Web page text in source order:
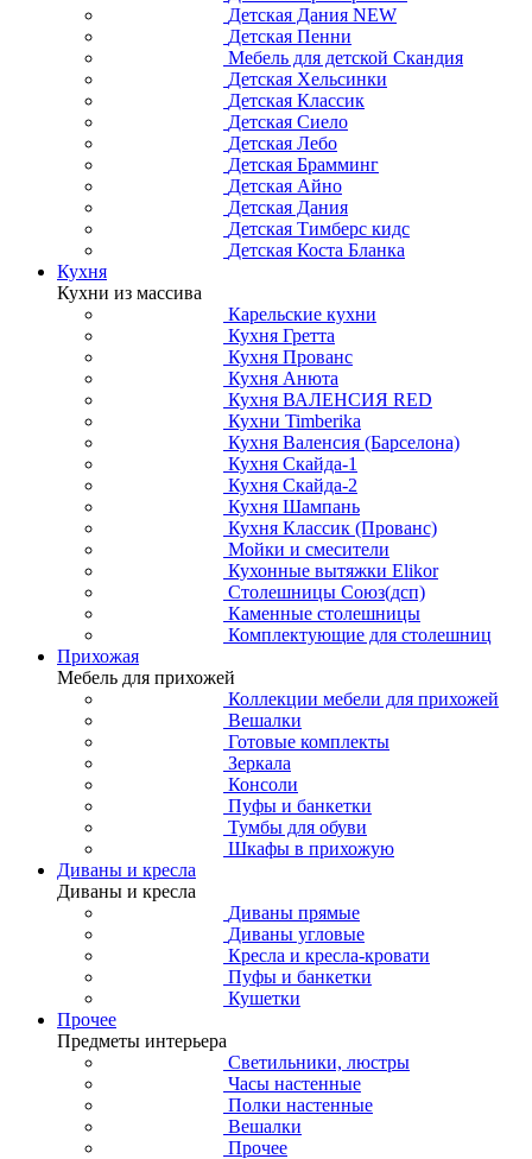
Детская Дания NEW
Детская Пенни
Мебель для детской Скандия
Детская Хельсинки
Детская Классик
Детская Сиело
Детская Лебо
Детская Брамминг
Детская Айно
Детская Дания
Детская Тимберс кидс
Детская Коста Бланка
Кухня
Кухни из массива
Карельские кухни
Кухня Гретта
Кухня Прованс
Кухня Анюта
Кухня ВАЛЕНСИЯ RED
Кухни Timberika
Кухня Валенсия (Барселона)
Кухня Скайда-1
Кухня Скайда-2
Кухня Шампань
Кухня Классик (Прованс)
Мойки и смесители
Кухонные вытяжки Elikor
Столешницы Союз(дсп)
Каменные столешницы
Комплектующие для столешниц
Прихожая
Мебель для прихожей
Коллекции мебели для прихожей
Вешалки
Готовые комплекты
Зеркала
Консоли
Пуфы и банкетки
Тумбы для обуви
Шкафы в прихожую
Диваны и кресла
Диваны и кресла
Диваны прямые
Диваны угловые
Кресла и кресла-кровати
Пуфы и банкетки
Кушетки
Прочее
Предметы интерьера
Светильники, люстры
Часы настенные
Полки настенные
Вешалки
Прочее